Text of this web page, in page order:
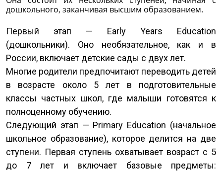
дошкольного, заканчивая высшим образованием.
Первый этап — Early Years Education
(дошкольники). Оно необязательное, как и в
России, включает детские сады с двух лет.
Многие родители предпочитают переводить детей
в возрасте около 5 лет в подготовительные
классы частных школ, где малыши готовятся к
полноценному обучению.
Следующий этап — Primary Education (начальное
школьное образование), которое делится на две
ступени. Первая ступень охватывает возраст с 5
до 7 лет и включает базовые предметы: